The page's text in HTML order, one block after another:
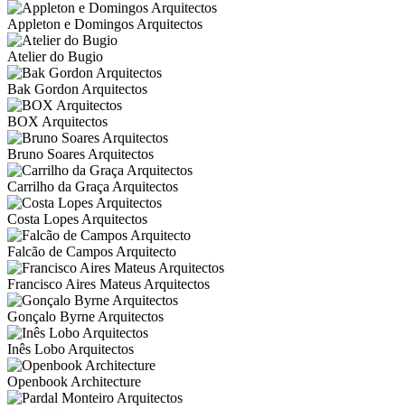
Appleton e Domingos Arquitectos
Atelier do Bugio
Bak Gordon Arquitectos
BOX Arquitectos
Bruno Soares Arquitectos
Carrilho da Graça Arquitectos
Costa Lopes Arquitectos
Falcão de Campos Arquitecto
Francisco Aires Mateus Arquitectos
Gonçalo Byrne Arquitectos
Inês Lobo Arquitectos
Openbook Architecture